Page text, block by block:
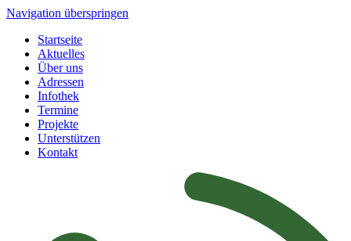
Navigation überspringen
Startseite
Aktuelles
Über uns
Adressen
Infothek
Termine
Projekte
Unterstützen
Kontakt